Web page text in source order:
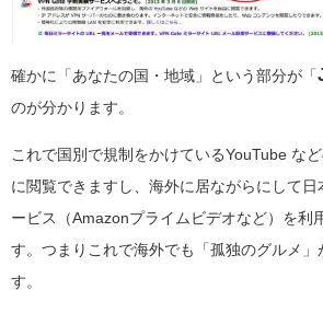
確かに「あなたの国・地域」という部分が「
のが分かります。
これで国別で規制をかけているYouTube な
に閲覧できますし、海外に居ながらにして
ービス（Amazonプライムビデオなど）を利
す。つまりこれで海外でも「孤独のグルメ
す。